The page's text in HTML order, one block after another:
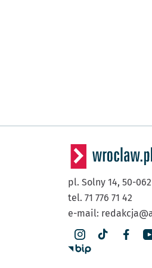
pl. Solny 14, 50-062
tel. 71 776 71 42
e-mail: